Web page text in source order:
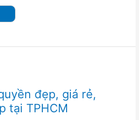
đẹp, giá rẻ,
tại TPHCM